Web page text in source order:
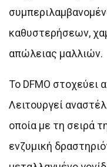
καθυστερήσεων,
απώλειας μαλλιών.
Το DFMO στοχεύει
Λειτουργεί
οποία με τη σειρά
ενζυμική